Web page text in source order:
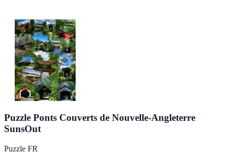
Puzzle Ponts Couverts de Nouvelle-Angleterre
SunsOut
Puzzle FR